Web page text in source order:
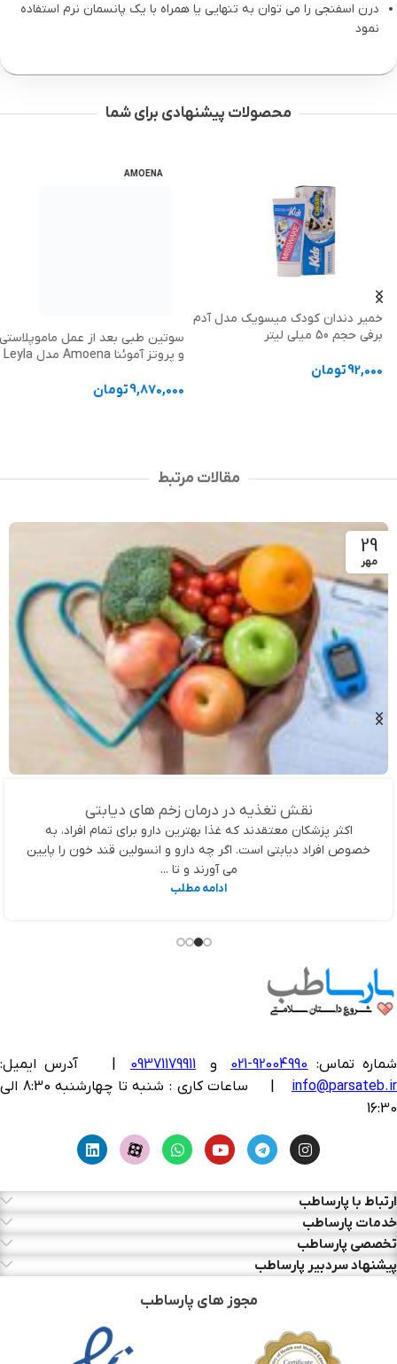
درن اسفنجی را می توان به تنهایی یا همراه با یک پانسمان نرم استفاده
نمود
محصولات پیشنهادی برای شما
خمیر دندان کودک میسویک مدل آدم
برفی حجم 50 میلی لیتر
92,000تومان
AMOENA
سوتین طبی بعد از عمل ماموپلاستی
و پروتز آموئنا Amoena مدل Leyla
9,870,000تومان
مقالات مرتبط
29
مهر
نقش تغذیه در درمان زخم های دیابتی
اکثر پزشکان معتقدند که غذا بهترین دارو برای تمام افراد، به
خصوص افراد دیابتی است. اگر چه دارو و انسولین قند خون را پایین
می آورند و تا ...
ادامه مطلب
شماره تماس: 92004990-021 و 09371179911
آدرس ایمیل:
info@parsateb.ir
| ساعات کاری : شنبه تا چهارشنبه 8:30 الی
16:30
ارتباط با پارساطب
خدمات پارساطب
تخصصی پارساطب
پیشنهاد سردبیر پارساطب
مجوز های پارساطب